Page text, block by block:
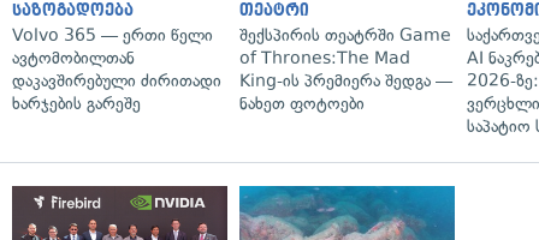
საზოგადოება
Volvo 365 — ერთი წელი
ავტომობილთან
დაკავშირებული ძირითადი
ხარჯების გარეშე
თეატრი
შექსპირის თეატრში Game
of Thrones:The Mad
King-ის პრემიერა შედგა —
ნახეთ ფოტოები
AI
2026-
საპატიო